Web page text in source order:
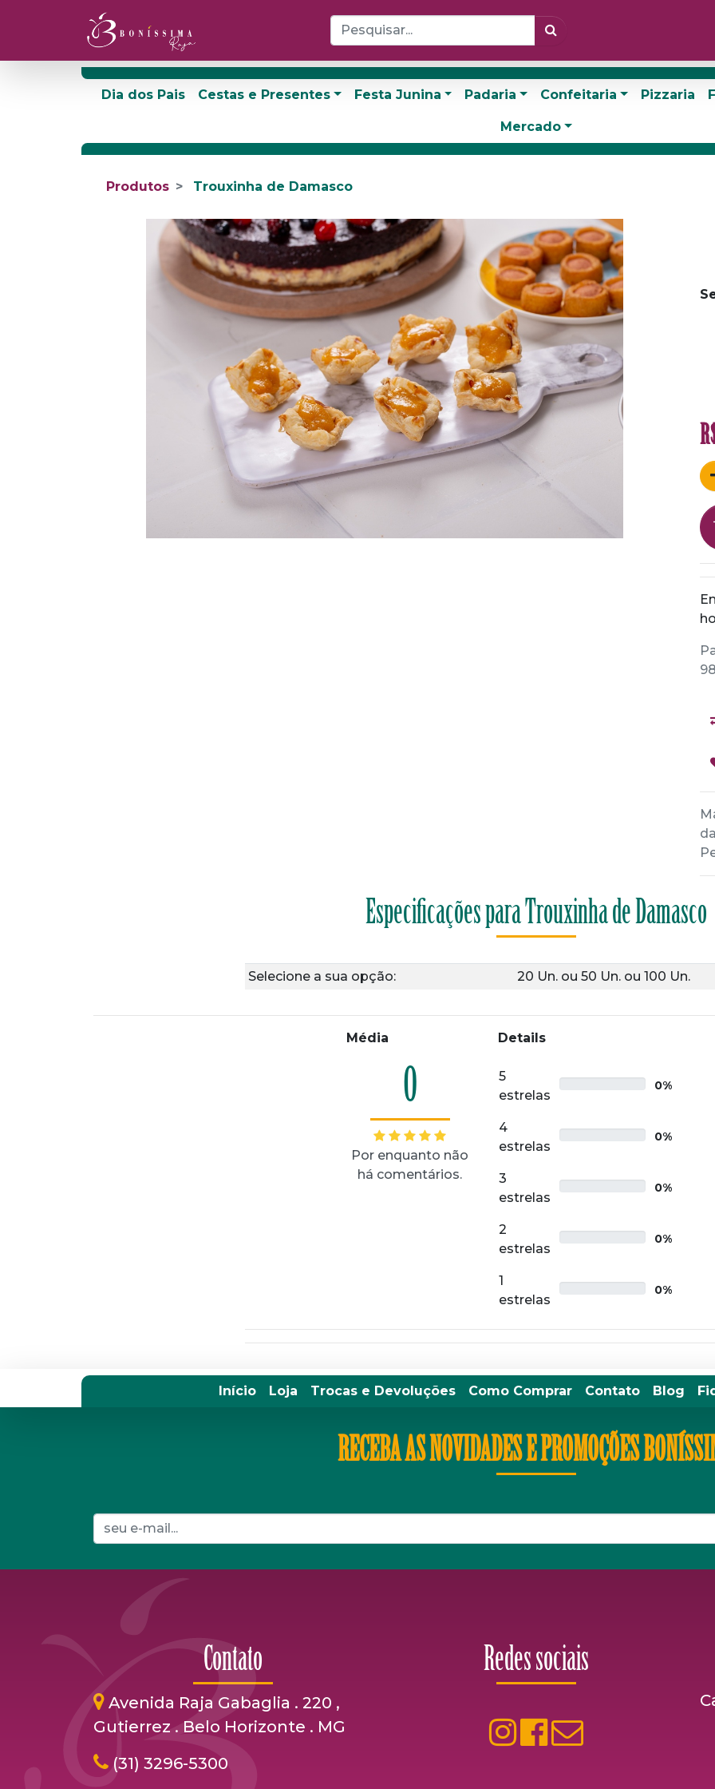
Dia dos Pais Cestas e Presentes Festa Junina Padaria Confeitaria Pizzaria
Mercado
Produtos Trouxinha de Damasco
Especificações para Trouxinha de Damasco
Selecione a sua opção: 20 Un. ou 50 Un. ou 100 Un.
Média
0
Por enquanto não
há comentários.
Details
5
estrelas
0%
4
estrelas
0%
3
estrelas
0%
2
estrelas
0%
1
estrelas
0%
Início Loja Trocas e Devoluções Como Comprar Contato Blog
RECEBA AS NOVIDADES E PROMOÇÕES
Contato
Avenida Raja Gabaglia . 220 ,
Gutierrez . Belo Horizonte . MG
(31) 3296-5300
Redes sociais